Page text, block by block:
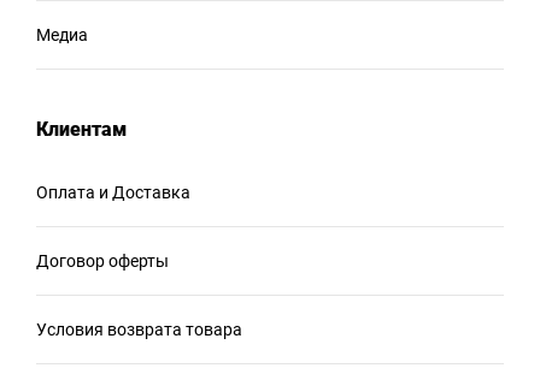
Медиа
Клиентам
Оплата и Доставка
Договор оферты
Условия возврата товара